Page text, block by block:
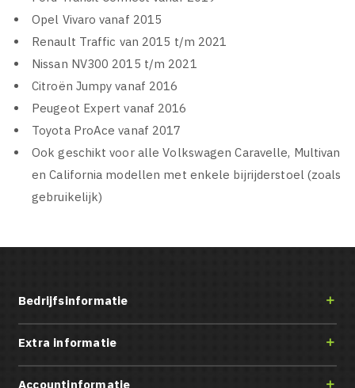
Opel Vivaro vanaf 2015
Renault Traffic van 2015 t/m 2021
Nissan NV300 2015 t/m 2021
Citroën Jumpy vanaf 2016
Peugeot Expert vanaf 2016
Toyota ProAce vanaf 2017
Ook geschikt voor alle Volkswagen Caravelle, Multivan
en California modellen met enkele bijrijderstoel (zoals
gebruikelijk)
Bedrijfsinformatie 
Extra informatie 
Accountinformatie 